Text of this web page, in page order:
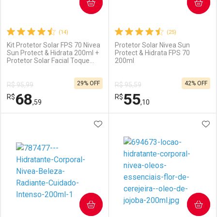
(14)
Kit Protetor Solar FPS 70 Nivea
Sun Protect & Hidrata 200ml +
Protetor Solar Facial Toque
R$ 95,99
R$68,59
29% OFF
COMPRAR
Laboratório
Por Menos
(25)
Protetor Solar Nivea Sun
Protect & Hidrata FPS 70
200ml
R$ 95,59
R$55,10
42% OFF
COMPRAR
Laboratório
Por Menos
ADICIONAR AOS FAVORITOS
COMPRAR COMPRAR